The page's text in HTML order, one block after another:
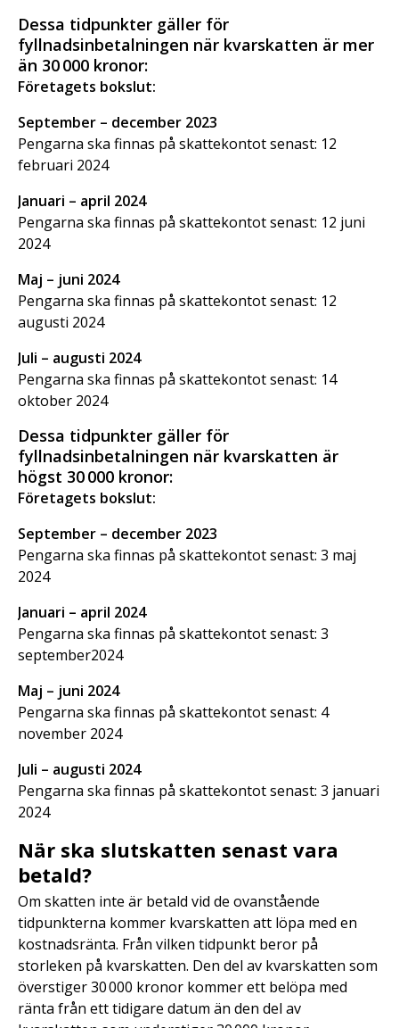
Dessa tidpunkter gäller för
fyllnadsinbetalningen när kvarskatten är mer
än 30 000 kronor:
Företagets bokslut:
September – december 2023
Pengarna ska finnas på skattekontot senast: 12
februari 2024
Januari – april 2024
Pengarna ska finnas på skattekontot senast: 12 juni
2024
Maj – juni 2024
Pengarna ska finnas på skattekontot senast: 12
augusti 2024
Juli – augusti 2024
Pengarna ska finnas på skattekontot senast: 14
oktober 2024
Dessa tidpunkter gäller för
fyllnadsinbetalningen när kvarskatten är
högst 30 000 kronor:
Företagets bokslut:
September – december 2023
Pengarna ska finnas på skattekontot senast: 3 maj
2024
Januari – april 2024
Pengarna ska finnas på skattekontot senast: 3
september2024
Maj – juni 2024
Pengarna ska finnas på skattekontot senast: 4
november 2024
Juli – augusti 2024
Pengarna ska finnas på skattekontot senast: 3 januari
2024
När ska slutskatten senast vara
betald?
Om skatten inte är betald vid de ovanstående
tidpunkterna kommer kvarskatten att löpa med en
kostnadsränta. Från vilken tidpunkt beror på
storleken på kvarskatten. Den del av kvarskatten som
överstiger 30 000 kronor kommer ett belöpa med
ränta från ett tidigare datum än den del av